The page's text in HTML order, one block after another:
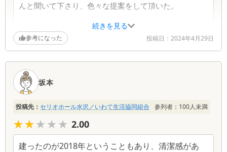
続きを見る
んと聞いて下さり、色々な提案をして頂いた。
電話受付では、何から伺ったら良いかも分からなかっ
たが、1つ1つ確認しながら答えて頂き、手配も早かっ
た。お迎えで、分からない事を質問した時も、丁寧に
答えて頂いた。
打合せでは、大変丁寧に、何度か変更や迷いもあった
が、答えて下さり、納得のいくものだった。
さんも実家の寺だったので、気心が知れていて助けて
頂いた。進行も準備もしっかりとして頂いた。
参考になった 投稿日： 2024年4月29日
坂本
投稿先： セリオホール水沢／いわて生活協同組合 参列者： 100人未満
★★★★★
★★★★★ 2.00
建ったのが2018年ということもあり、清潔感があ